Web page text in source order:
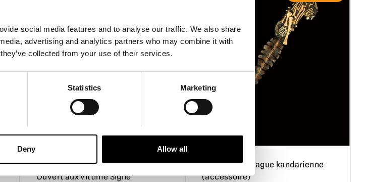
social media features and to analyse our traffic. We also share
advertising and analytics partners who may combine it with
collected from your use of their services.
Statistics Marketing
Deny Allow all
Désolés, nous sommes morts /
Ouvert aux vittime Signe
Evil Dead 2 : Dague kandarienne
(accessoire)